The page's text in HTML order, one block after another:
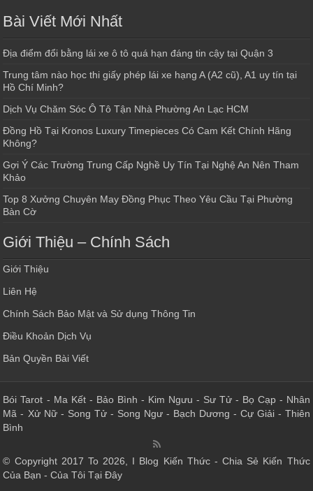
Bài Viết Mới Nhất
Địa điểm đổi bằng lái xe ô tô quá hạn đáng tin cậy tại Quận 3
Trung tâm nào học thi giấy phép lái xe hạng A (A2 cũ), A1 uy tín tại
Hồ Chí Minh?
Dịch Vụ Chăm Sóc Ô Tô Tận Nhà Phường An Lạc HCM
Đồng Hồ Tại Kronos Luxury Timepieces Có Cam Kết Chính Hãng
Không?
Gợi Ý Các Trường Trung Cấp Nghề Uy Tín Tại Nghệ An Nên Tham
Khảo
Top 8 Xưởng Chuyên May Đồng Phục Theo Yêu Cầu Tại Phường
Bàn Cờ
Giới Thiệu – Chính Sách
Giới Thiệu
Liên Hệ
Chính Sách Bảo Mật và Sử dụng Thông Tin
Điều Khoản Dịch Vụ
Bản Quyền Bài Viết
Bói Tarot - Ma Kết- Bảo Bình - Kim Ngưu - Sư Tử- Bọ Cạp- Nhân
Mã - Xử Nữ- Song Tử- Song Ngư- Bạch Dương - Cự Giải- Thiên
Bình
© Copyright 2017 To 2026, I Blog Kiến Thức - Chia Sẻ Kiến Thức
Của Bạn - Của Tôi Tại Đây